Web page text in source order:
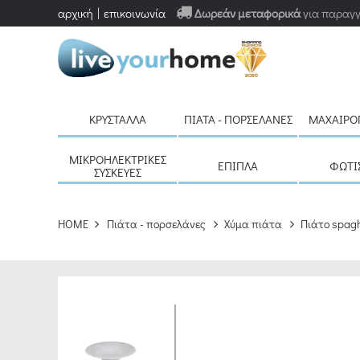
Δωρεάν μεταφορικάγια
αρχική επικοινωνία
ΚΡΎΣΤΑΛΛΑ ΠΙΆΤΑ - ΠΟΡΣΕΛΆΝΕΣ
ΜΙΚΡΟΗΛΕΚΤΡΙΚΈΣ
ΣΥΣΚΕΥΈΣ
ΈΠΙΠΛΑ
HOME Πιάτα - πορσελάνες Χύμα πιάτα Πιάτο